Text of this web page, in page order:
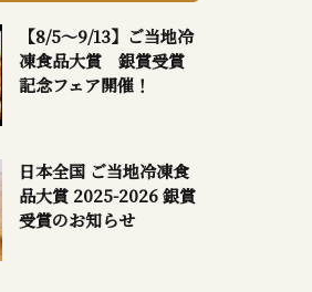
【8/5～9/13】ご当地冷
凍食品大賞 銀賞受賞
記念フェア開催！
日本全国 ご当地冷凍食
品大賞 2025-2026 銀賞
受賞のお知らせ